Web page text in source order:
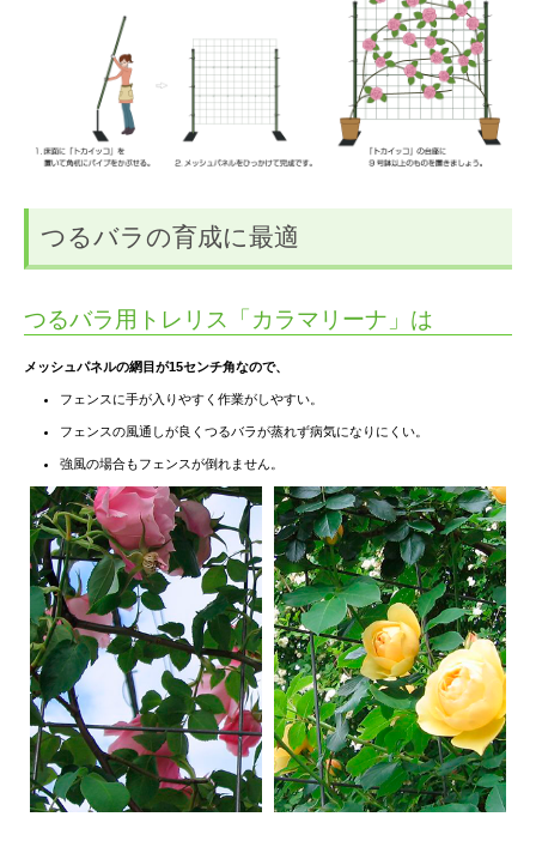
つるバラの育成に最適
つるバラ用トレリス「カラマリーナ」は
メッシュパネルの網目が15センチ角なので、
フェンスに手が入りやすく作業がしやすい。
フェンスの風通しが良くつるバラが蒸れず病気になりにくい。
強風の場合もフェンスが倒れません。